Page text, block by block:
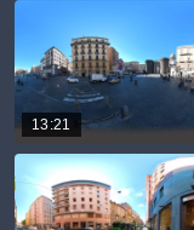
13:21